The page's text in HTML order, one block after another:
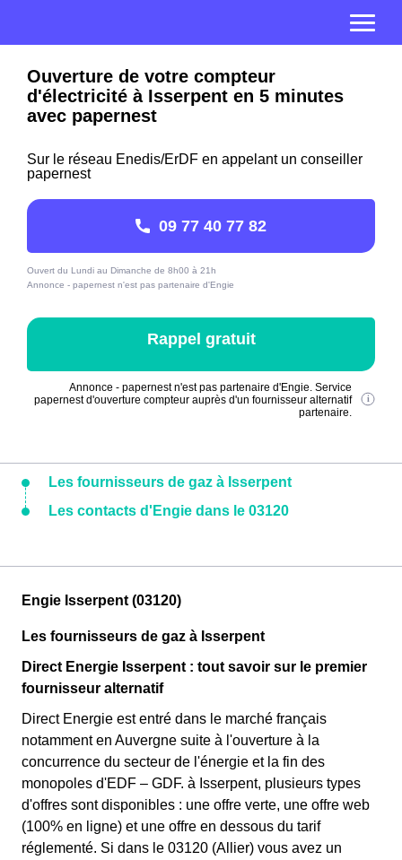
Ouverture de votre compteur
d'électricité à Isserpent en 5 minutes
avec papernest
Sur le réseau Enedis/ErDF en appelant un conseiller
papernest
09 77 40 77 82
Ouvert du Lundi au Dimanche de 8h00 à 21h
Annonce - papernest n'est pas partenaire d'Engie
Rappel gratuit
Annonce - papernest n'est pas partenaire d'Engie. Service
papernest d'ouverture compteur auprès d'un fournisseur alternatif
partenaire.
Les fournisseurs de gaz à Isserpent
Les contacts d'Engie dans le 03120
Engie Isserpent (03120)
Les fournisseurs de gaz à Isserpent
Direct Energie Isserpent : tout savoir sur le premier
fournisseur alternatif
Direct Energie est entré dans le marché français
notamment en Auvergne suite à l'ouverture à la
concurrence du secteur de l'énergie et la fin des
monopoles d'EDF – GDF. à Isserpent, plusieurs types
d'offres sont disponibles : une offre verte, une offre web
(100% en ligne) et une offre en dessous du tarif
réglementé. Si dans le 03120 (Allier) vous avez un